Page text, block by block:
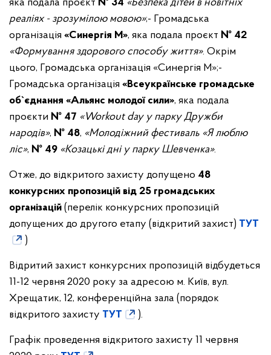
яка подала проєкт № 34 «Безпека дітей в новітніх
реаліях - зрозумілою мовою»;- Громадська
організація «Синергія М», яка подала проєкт № 42
«Формування здорового способу життя». Окрім
цього, Громадська організація «Синергія М»;-
Громадська організація «Всеукраїнське громадське
об`єднання «Альянс молодої сили», яка подала
проєкти № 47 «Workout day у парку Дружби
народів», № 48, «Молодіжний фестиваль «Я люблю
ліс», № 49 «Козацькі дні у парку Шевченка».
Отже, до відкритого захисту допущено 48
конкурсних пропозицій від 25 громадських
організацій (перелік конкурсних пропозицій
допущених до другого етапу (відкритий захист) ТУТ
)
Відритий захист конкурсних пропозицій відбудеться
11-12 червня 2020 року за адресою м. Київ, вул.
Хрещатик, 12, конференційна зала (порядок
відкритого захисту ТУТ ).
Графік проведення відкритого захисту 11 червня